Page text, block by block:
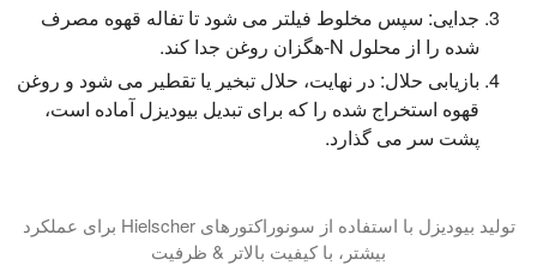
جدایی: سپس مخلوط فیلتر می شود تا تفاله قهوه مصرف
شده را از محلول N-هگزان روغن جدا کند.
بازیابی حلال: در نهایت، حلال تبخیر یا تقطیر می شود و روغن
قهوه استخراج شده را که برای تبدیل بیودیزل آماده است،
پشت سر می گذارد.
تولید بیودیزل با استفاده از سونوراکتورهای Hielscher برای عملکرد
بیشتر، با کیفیت بالاتر & ظرفیت